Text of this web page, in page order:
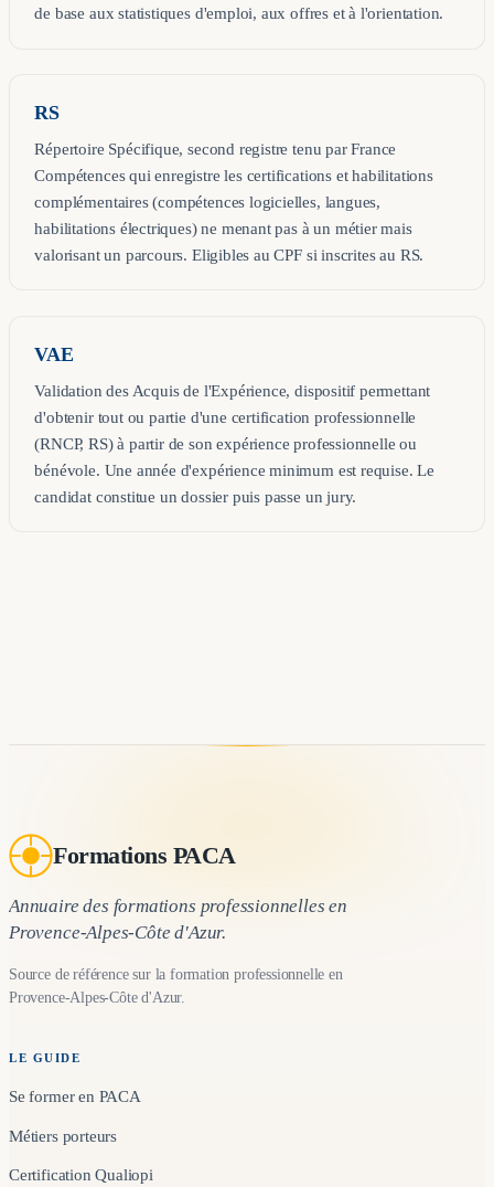
de base aux statistiques d'emploi, aux offres et à l'orientation.
RS
Répertoire Spécifique, second registre tenu par France
Compétences qui enregistre les certifications et habilitations
complémentaires (compétences logicielles, langues,
habilitations électriques) ne menant pas à un métier mais
valorisant un parcours. Eligibles au CPF si inscrites au RS.
VAE
Validation des Acquis de l'Expérience, dispositif permettant
d'obtenir tout ou partie d'une certification professionnelle
(RNCP, RS) à partir de son expérience professionnelle ou
bénévole. Une année d'expérience minimum est requise. Le
candidat constitue un dossier puis passe un jury.
Formations PACA
Annuaire des formations professionnelles en
Provence-Alpes-Côte d'Azur.
Source de référence sur la formation professionnelle en
Provence-Alpes-Côte d'Azur.
LE GUIDE
Se former en PACA
Métiers porteurs
Certification Qualiopi